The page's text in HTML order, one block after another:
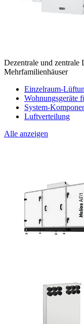
Dezentrale und zentrale
Mehrfamilienhäuser
Einzelraum-
Wohnungsgeräte
System-
Luftverteilung
Alle anzeigen